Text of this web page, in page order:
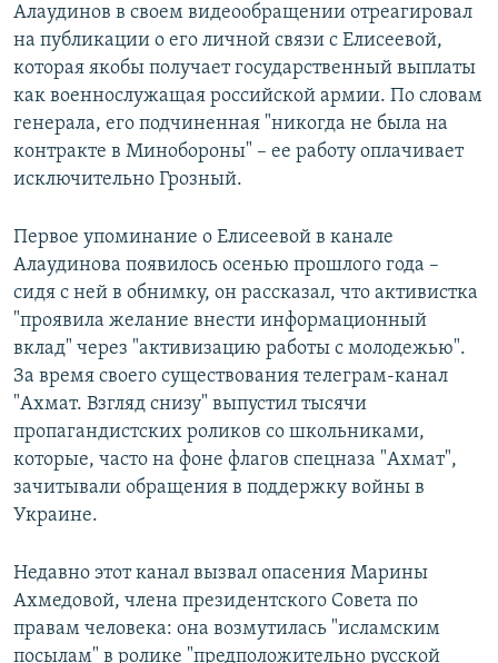
Алаудинов в своем видеообращении отреагировал
на публикации о его личной связи с Елисеевой,
которая якобы получает государственный выплаты
как военнослужащая российской армии. По словам
генерала, его подчиненная "никогда не была на
контракте в Минобороны" – ее работу оплачивает
исключительно Грозный.
Первое упоминание о Елисеевой в канале
Алаудинова появилось осенью прошлого года –
сидя с ней в обнимку, он рассказал, что активистка
"проявила желание внести информационный
вклад" через "активизацию работы с молодежью".
За время своего существования телеграм-канал
"Ахмат. Взгляд снизу" выпустил тысячи
пропагандистских роликов со школьниками,
которые, часто на фоне флагов спецназа "Ахмат",
зачитывали обращения в поддержку войны в
Украине.
Недавно этот канал вызвал опасения Марины
Ахмедовой, члена президентского Совета по
правам человека: она возмутилась "исламским
посылам" в ролике "предположительно русской